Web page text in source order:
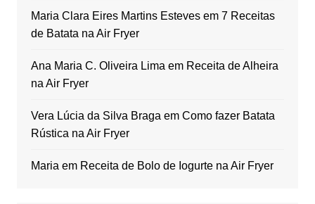
Maria Clara Eires Martins Estevesem 7 Receitas
de Batata na Air Fryer
Ana Maria C. Oliveira Lima em Receita de Alheira
na Air Fryer
Vera Lúcia da Silva Braga em Como fazer Batata
Rústica na Air Fryer
Maria em Receita de Bolo de Iogurte na Air Fryer